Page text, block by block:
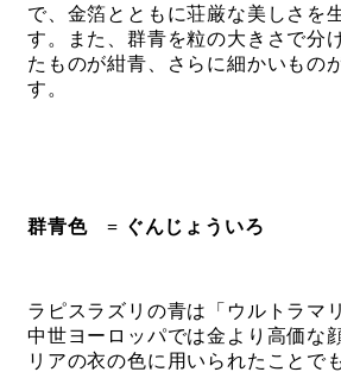
で、金箔とともに荘厳な美しさを
す。また、群青を粒の大きさで分
たものが紺青、さらに細かいもの
す。
群青色 = ぐんじょういろ
ラピスラズリの青は「ウルトラマ
中世ヨーロッパでは金より高価な
リアの衣の色に用いられたことで